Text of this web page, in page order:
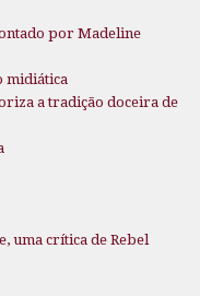
por Madeline
midiática
a tradição doceira de
uma crítica de Rebel